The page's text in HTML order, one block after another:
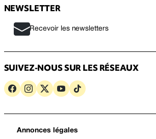
NEWSLETTER
Recevoir les newsletters
SUIVEZ-NOUS SUR LES RÉSEAUX
Annonces légales